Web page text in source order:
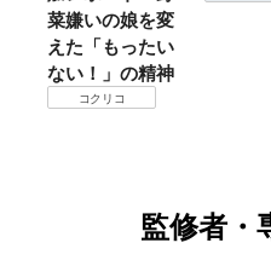
菜嫌いの娘を変
えた「もったい
ない！」の精神
コクリコ
監修者・